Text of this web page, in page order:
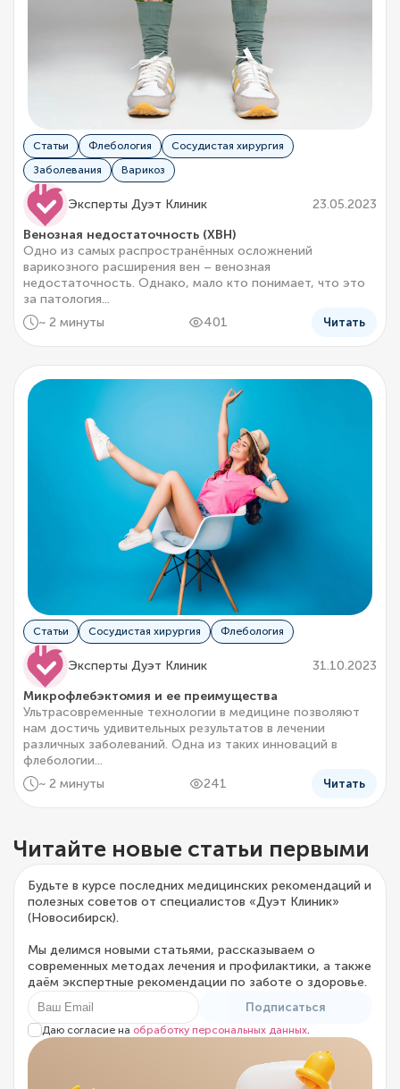
Статьи Флебология
Сосудистая хирургия
Заболевания
Варикоз
Эксперты Дуэт Клиник
23.05.2023
Венозная недостаточность (ХВН)
Одно из самых распространённых осложнений
варикозного расширения вен – венозная
недостаточность. Однако, мало кто понимает, что это
за патология...
~ 2 минуты
401 Читать
Статьи Сосудистая хирургия Флебология
Эксперты Дуэт Клиник
31.10.2023
Микрофлебэктомия и ее преимущества
Ультрасовременные технологии в медицине позволяют
нам достичь удивительных результатов в лечении
различных заболеваний. Одна из таких инноваций в
флебологии...
~ 2 минуты
241 Читать
Читайте новые статьи первыми
Будьте в курсе последних медицинских рекомендаций и
полезных советов от специалистов «Дуэт Клиник»
(Новосибирск).
Мы делимся новыми статьями, рассказываем о
современных методах лечения и профилактики, а также
даём экспертные рекомендации по заботе о здоровье.
Подписаться
Даю согласие на обработку персональных данных.